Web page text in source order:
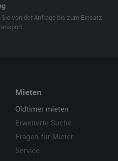
von der Anfrage bis zum Einsatz
Mieten
Oldtimer mieten
Erweiterte Suche
Fragen für Mieter
Service